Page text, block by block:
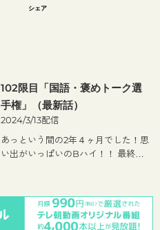
シェア
102限目「国語・褒めトーク選
手権」
（最新話）
2024/3/13配信
あっという間の2年４ヶ月でした！思
い出がいっぱいのBハイ！！ 最終回
て、また彼らに会える番組が放送さ
れます。 3月16日土曜日 午後5：0
0〜なんと２時間のスペシャル番